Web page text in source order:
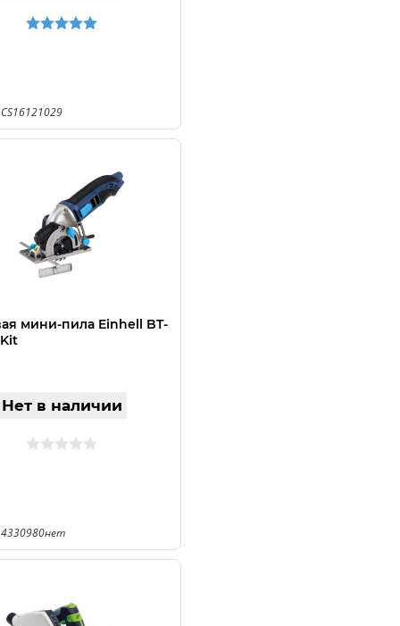
мини-пила Einhell BT-
Нет в наличии